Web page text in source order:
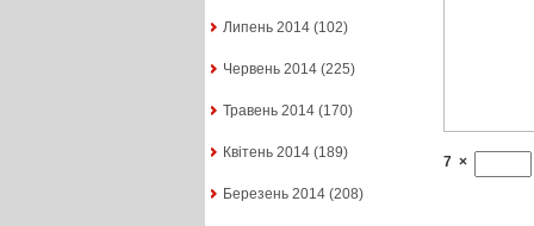
Липень 2014(102)
Червень 2014(225)
Травень 2014(170)
Квітень 2014(189)
Березень 2014(208)
7 ×